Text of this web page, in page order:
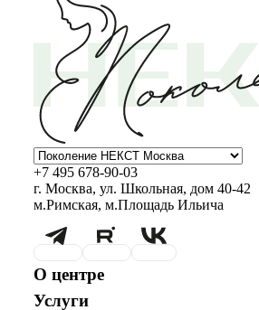
+7 495 678-90-03
г. Москва, ул. Школьная, дом 40-42
м.Римская, м.Площадь Ильича
О центре
О клинике
Услуги